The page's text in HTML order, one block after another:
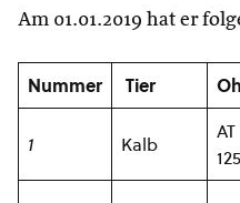
Am 01.01.2019 hat er
Nummer Tier
1 Kalb
125